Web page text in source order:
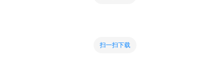
扫一扫下载